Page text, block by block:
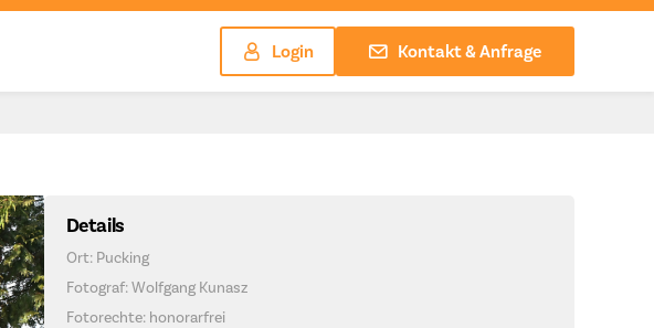
Login Kontakt & Anfrage
Details
Ort: Pucking
Fotograf: Wolfgang Kunasz
Fotorechte: honorarfrei